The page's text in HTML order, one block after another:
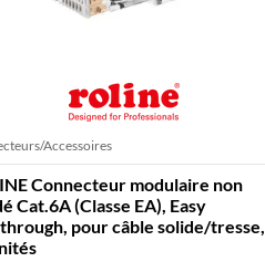
Accessoires
Connecteur modulaire non
Cat.6A (Classe EA), Easy
pour câble solide/tresse,